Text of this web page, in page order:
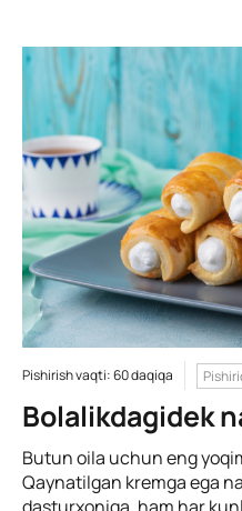
Pishirish vaqti: 60 daqiqa
Bolalikdagidek
Butun oila uchun eng
Qaynatilgan kremga ega